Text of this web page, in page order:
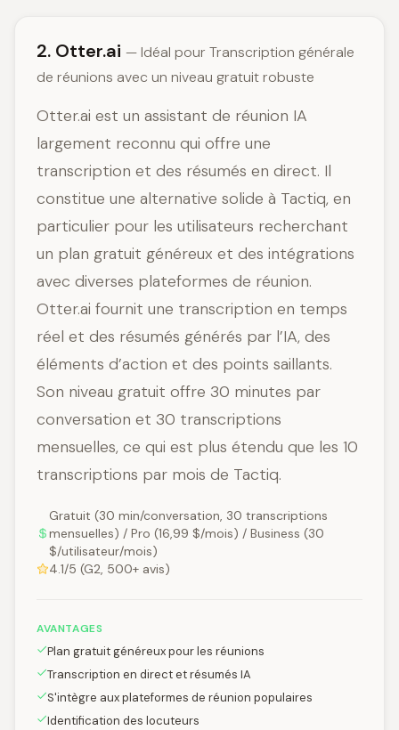
2. Otter.ai — Idéal pour Transcription générale
de réunions avec un niveau gratuit robuste
Otter.ai est un assistant de réunion IA
largement reconnu qui offre une
transcription et des résumés en direct. Il
constitue une alternative solide à Tactiq, en
particulier pour les utilisateurs recherchant
un plan gratuit généreux et des intégrations
avec diverses plateformes de réunion.
Otter.ai fournit une transcription en temps
réel et des résumés générés par l’IA, des
éléments d’action et des points saillants.
Son niveau gratuit offre 30 minutes par
conversation et 30 transcriptions
mensuelles, ce qui est plus étendu que les 10
transcriptions par mois de Tactiq.
Gratuit (30 min/conversation, 30 transcriptions
mensuelles) / Pro (16,99 $/mois) / Business (30
$/utilisateur/mois)
4.1/5 (G2, 500+ avis)
AVANTAGES
Plan gratuit généreux pour les réunions
Transcription en direct et résumés IA
S'intègre aux plateformes de réunion populaires
Identification des locuteurs